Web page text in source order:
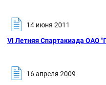
14 июня 2011
VI Летняя Спартакиада ОАО
16 апреля 2009